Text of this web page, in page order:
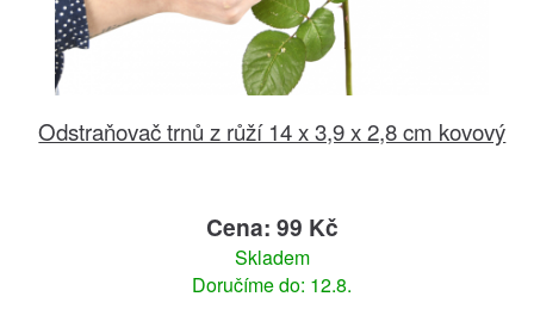
Odstraňovač trnů z růží 14 x 3,9 x 2,8 cm kovový
Cena: 99 Kč
Skladem
Doručíme do: 12.8.